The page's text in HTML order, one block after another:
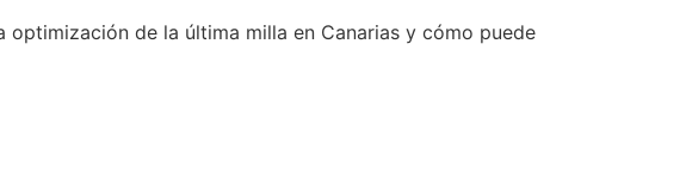
de la última milla en Canarias y cómo puede